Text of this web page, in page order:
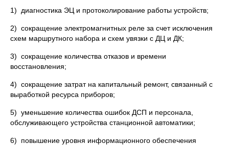
1) диагностика ЭЦ и протоколирование работы устройств;
2) сокращение электромагнитных реле за счет исключения
схем маршрутного набора и схем увязки с ДЦ и ДК;
3) сокращение количества отказов и времени
восстановления;
4) сокращение затрат на капитальный ремонт, связанный с
выработкой ресурса приборов;
5) уменьшение количества ошибок ДСП и персонала,
обслуживающего устройства станционной автоматики;
6) повышение уровня информационного обеспечения